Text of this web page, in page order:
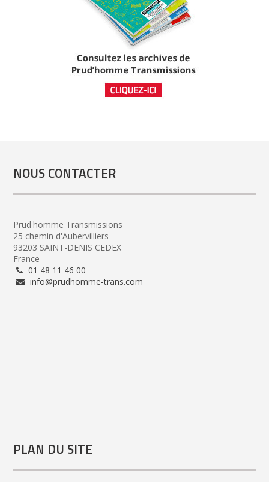
NOUS CONTACTER
Prud'homme Transmissions
25 chemin d'Aubervilliers
93203 SAINT-DENIS CEDEX
France
01 48 11 46 00
info@prudhomme-trans.com
PLAN DU SITE